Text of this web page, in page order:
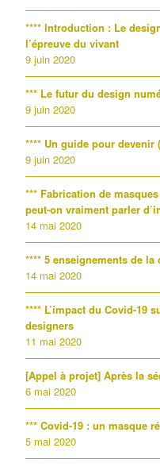
**** Introduction : Le
l’épreuve du vivant
9 juin 2020
*** Le futur du design
9 juin 2020
**** Un guide pour devenir
9 juin 2020
*** Fabrication de
peut-on vraiment parler
14 mai 2020
**** 5 enseignements de
14 mai 2020
**** L’impact du Covid-19
designers
11 mai 2020
[Appel à projet] Après la
6 mai 2020
*** Covid-19 : un masque
5 mai 2020